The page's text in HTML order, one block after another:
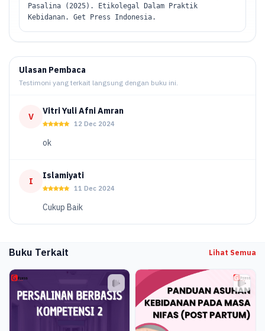
Pasalina (2025). Etikolegal Dalam Praktik
Kebidanan. Get Press Indonesia.
Ulasan Pembaca
Testimoni yang terkait langsung dengan buku ini.
V
Vitri Yuli Afni Amran
12 Dec 2024
ok
I
Islamiyati
11 Dec 2024
Cukup Baik
Buku Terkait Lihat Semua